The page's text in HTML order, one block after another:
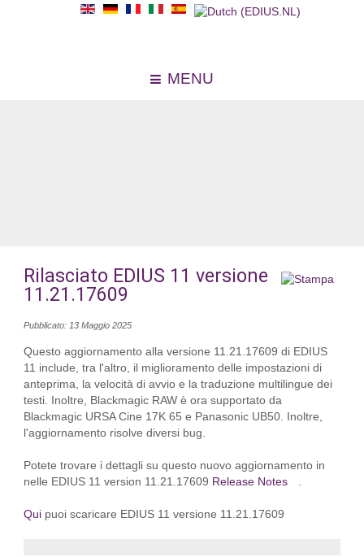
MENU
Rilasciato EDIUS 11 versione
11.21.17609
Pubblicato: 13 Maggio 2025
Questo aggiornamento alla versione 11.21.17609 di EDIUS
11 include, tra l'altro, il miglioramento delle impostazioni di
anteprima, la velocità di avvio e la traduzione multilingue dei
testi. Inoltre, Blackmagic RAW è ora supportato da
Blackmagic URSA Cine 17K 65 e Panasonic UB50. Inoltre,
l'aggiornamento risolve diversi bug.
Potete trovare i dettagli su questo nuovo aggiornamento in
nelle EDIUS 11 version 11.21.17609 Release Notes .
Quipuoi scaricare EDIUS 11 versione 11.21.17609